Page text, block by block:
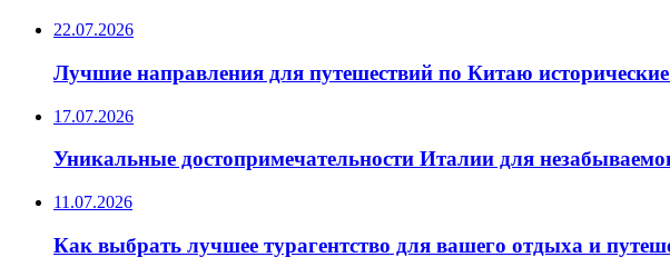
22.07.2026
Лучшие направления для путешествий по Китаю
17.07.2026
Уникальные достопримечательности Италии для
11.07.2026
Как выбрать лучшее турагентство для вашего отдыха и